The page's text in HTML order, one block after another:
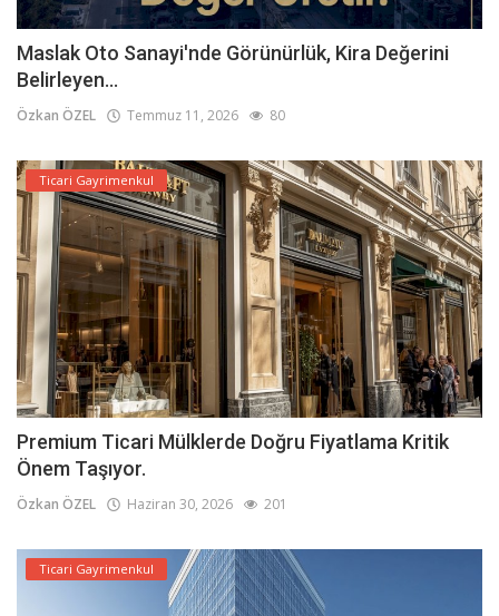
Maslak Oto Sanayi'nde Görünürlük, Kira Değerini
Belirleyen...
Özkan ÖZEL Temmuz 11, 2026 80
Ticari Gayrimenkul
Premium Ticari Mülklerde Doğru Fiyatlama Kritik
Önem Taşıyor.
Özkan ÖZEL Haziran 30, 2026 201
Ticari Gayrimenkul